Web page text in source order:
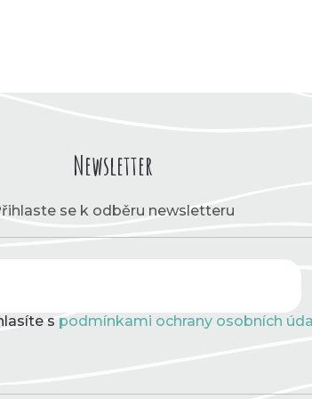
Newsletter
se k odběru newsletteru
s podmínkami ochrany osobních